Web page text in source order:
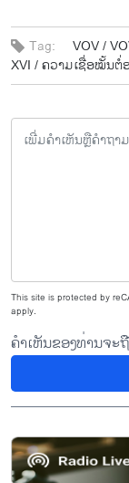
Tag: VOV /
XVI /ຄວາມ​ເຊື່ອ​ໝັ້ນຕໍ່​
This site is protected by
apply.
ຄຳເຫັນຂອງທ່ານຈ